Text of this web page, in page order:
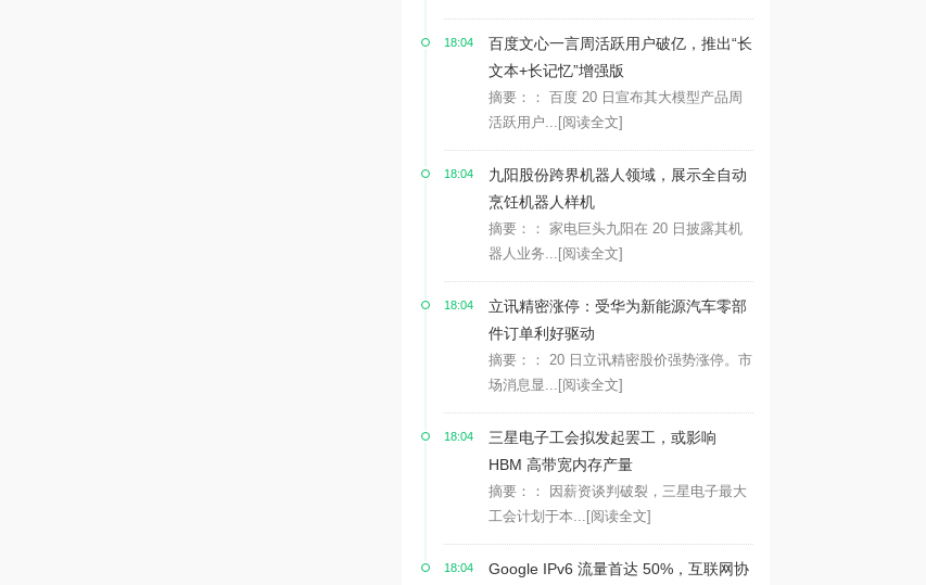
18:04
百度文心一言周活跃用户破亿，推出“长
文本+长记忆”增强版
摘要：： 百度 20 日宣布其大模型产品周
活跃用户... [阅读全文]
18:04
九阳股份跨界机器人领域，展示全自动
烹饪机器人样机
摘要：： 家电巨头九阳在 20 日披露其机
器人业务... [阅读全文]
18:04
立讯精密涨停：受华为新能源汽车零部
件订单利好驱动
摘要：： 20 日立讯精密股价强势涨停。市
场消息显... [阅读全文]
18:04
三星电子工会拟发起罢工，或影响
HBM 高带宽内存产量
摘要：： 因薪资谈判破裂，三星电子最大
工会计划于本... [阅读全文]
18:04
Google IPv6 流量首达 50%，互联网协